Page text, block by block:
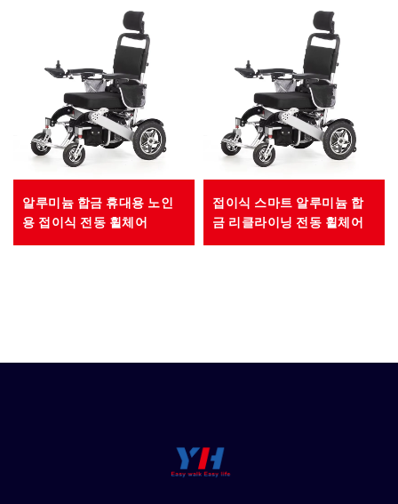
알루미늄 합금 휴대용 노인
용 접이식 전동 휠체어
접이식 스마트 알루미늄 합
금 리클라이닝 전동 휠체어